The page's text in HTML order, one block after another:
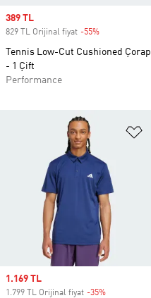
Sale price
389 TL
829 TL Orijinal fiyat -55%
Tennis Low-Cut Cushioned Çorap
- 1 Çift
Performance
Sale price
1.169 TL
1.799 TL Orijinal fiyat -35%